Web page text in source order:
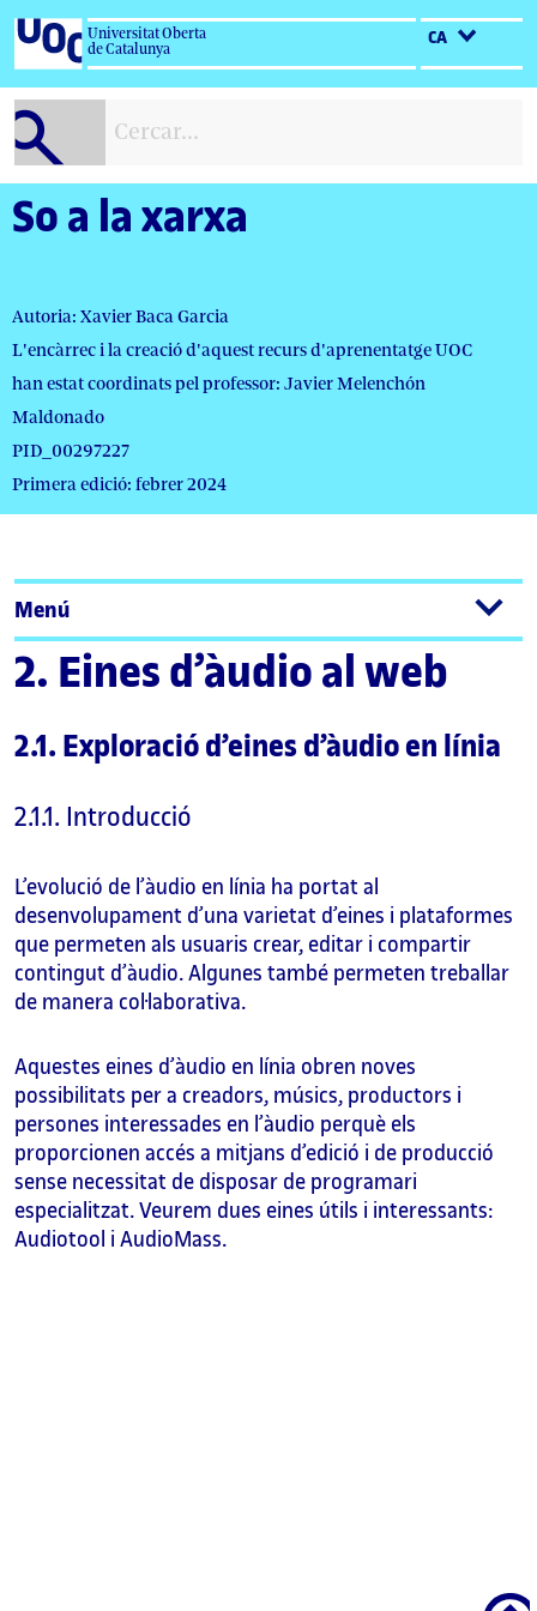
Salta
contingut
Universitat Oberta
de Catalunya
CA
So a la xarxa
Autoria: Xavier Baca Garcia
L'encàrrec i la creació d'aquest recurs d'aprenentatge UOC
han estat coordinats pel professor: Javier Melenchón
Maldonado
PID_00297227
Primera edició: febrer 2024
Menú
2. Eines d’àudio al web
2.1. Exploració d’eines d’àudio en línia
2.1.1. Introducció
L’evolució de l’àudio en línia ha portat al
desenvolupament d’una varietat d’eines i plataformes
que permeten als usuaris crear, editar i compartir
contingut d’àudio. Algunes també permeten treballar
de manera col·laborativa.
Aquestes eines d’àudio en línia obren noves
possibilitats per a creadors, músics, productors i
persones interessades en l’àudio perquè els
proporcionen accés a mitjans d’edició i de producció
sense necessitat de disposar de programari
especialitzat. Veurem dues eines útils i interessants:
Audiotool i AudioMass.